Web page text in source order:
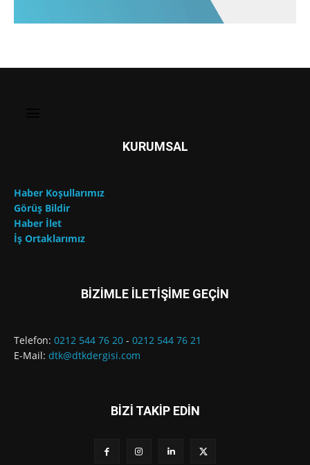
KURUMSAL
Haber Koşullarımız
Görüş Bildir
Haber İlet
İş Ortaklarımız
BİZİMLE İLETİŞİME GEÇİN
Telefon: 0212 544 76 20 - 0212 544 76 21
E-Mail: dtk@dtkdergisi.com
BİZİ TAKİP EDİN